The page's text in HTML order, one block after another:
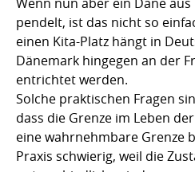
pendelt, ist das nicht so
einen Kita-Platz hängt in
Dänemark hingegen an der
entrichtet werden.
Solche praktischen Fragen
dass die Grenze im Leben
eine wahrnehmbare Grenze
Praxis schwierig, weil die